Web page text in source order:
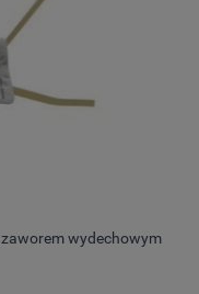
zaworem wydechowym